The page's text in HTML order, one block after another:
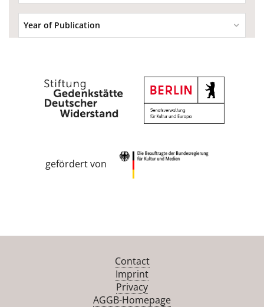
Year of Publication
gefördert von
Contact
Imprint
Privacy
AGGB-Homepage